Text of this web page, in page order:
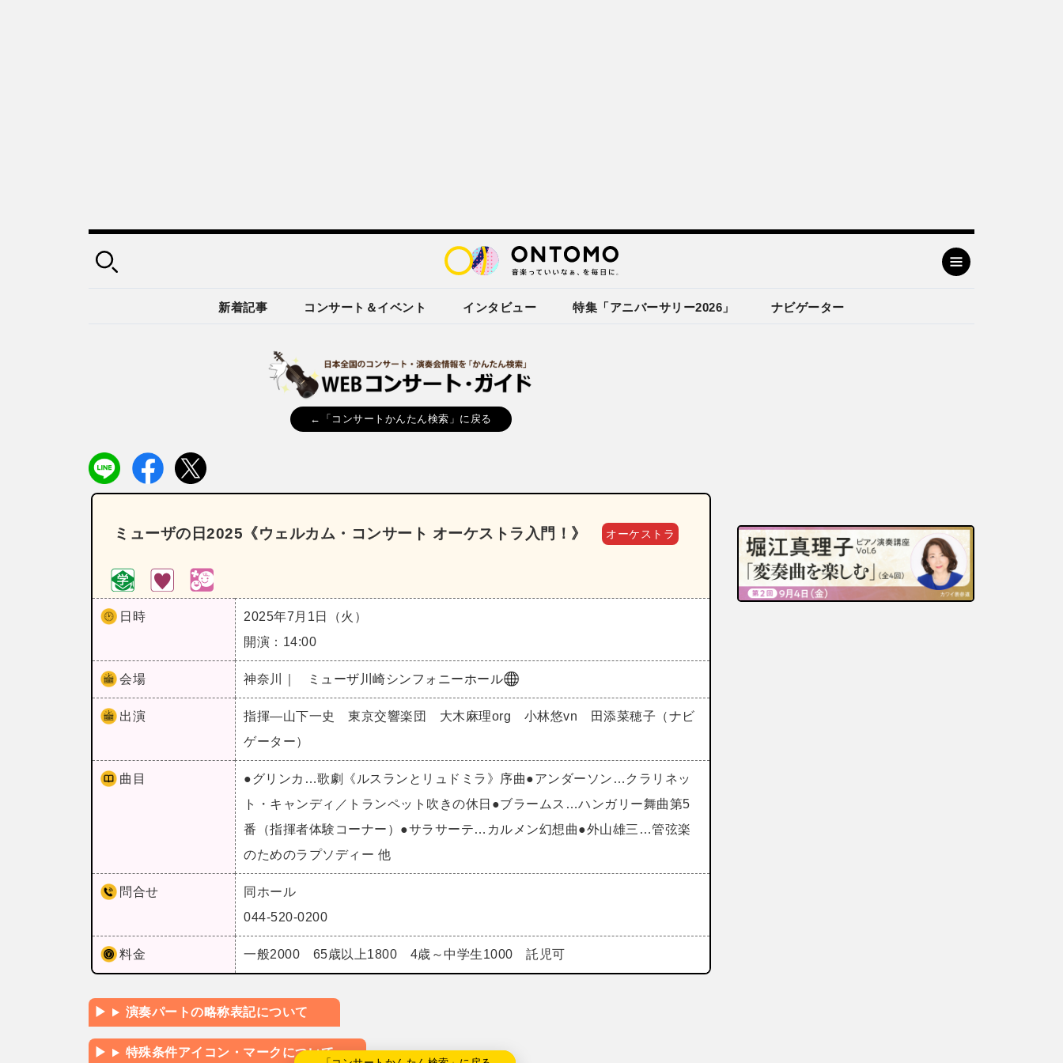
新着記事 コンサート＆イベント インタビュー 特集「アニバーサリー2026」 ナビゲーター
←「コンサートかんたん検索」に戻る
ミューザの日2025《ウェルカム・コンサート オーケストラ入門！》 オーケストラ
日時
2025年7月1日（火）
開演：14:00
会場 神奈川｜ ミューザ川崎シンフォニーホール
出演
指揮―山下一史 東京交響楽団 大木麻理org 小林悠vn 田添菜穂子（ナビ
ゲーター）
曲目
●グリンカ…歌劇《ルスランとリュドミラ》序曲●アンダーソン…クラリネッ
ト・キャンディ／トランペット吹きの休日●ブラームス…ハンガリー舞曲第5
番（指揮者体験コーナー）●サラサーテ…カルメン幻想曲●外山雄三…管弦楽
のためのラプソディー 他
問合せ
同ホール
044-520-0200
料金 一般2000 65歳以上1800 4歳～中学生1000 託児可
演奏パートの略称表記について
特殊条件アイコン・マークについて